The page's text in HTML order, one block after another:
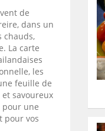
de
dans un
chauds,
La carte
les
feuille de
savoureux
une
pour vos